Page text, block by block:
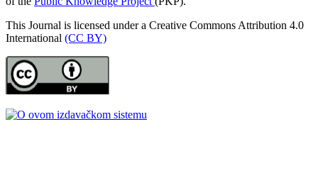
This Journal is licensed under a Creative Commons Attribution 4.0
International (CC BY)